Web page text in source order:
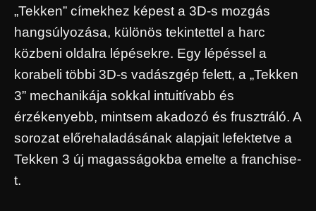
„Tekken” címekhez képest a 3D-s mozgás
hangsúlyozása, különös tekintettel a harc
közbeni oldalra lépésekre. Egy lépéssel a
korabeli többi 3D-s vadászgép felett, a „Tekken
3” mechanikája sokkal intuitívabb és
érzékenyebb, mintsem akadozó és frusztráló. A
sorozat előrehaladásának alapjait lefektetve a
Tekken 3 új magasságokba emelte a franchise-
t.